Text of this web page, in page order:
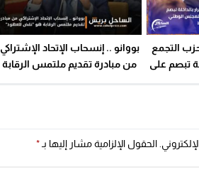
التجمع
تبصم على
بووانو .. إنسحاب الإتحاد الإشتراكي
من مبادرة تقديم ملتمس الرقابة
الحقول الإلزامية مشار إليها بـ *